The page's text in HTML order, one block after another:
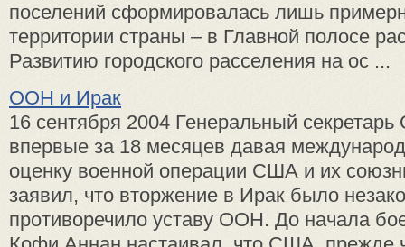
поселений сформировалась лишь
территории страны – в Главной полосе
Развитию городского расселения на ос ...
ООН и Ирак
16 сентября 2004 Генеральный
впервые за 18 месяцев давая
оценку военной операции США и их
заявил, что вторжение в Ирак было
противоречило уставу ООН. До начала